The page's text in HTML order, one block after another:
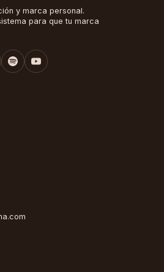
y marca personal.
para que tu marca